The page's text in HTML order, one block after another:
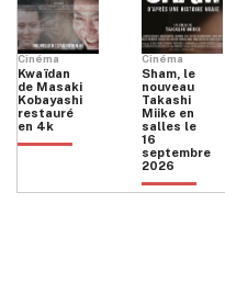
Cinéma
Kwaïdan
de Masaki
Kobayashi
restauré
en 4k
Cinéma
Sham, le
nouveau
Takashi
Miike en
salles le
16
septembre
2026